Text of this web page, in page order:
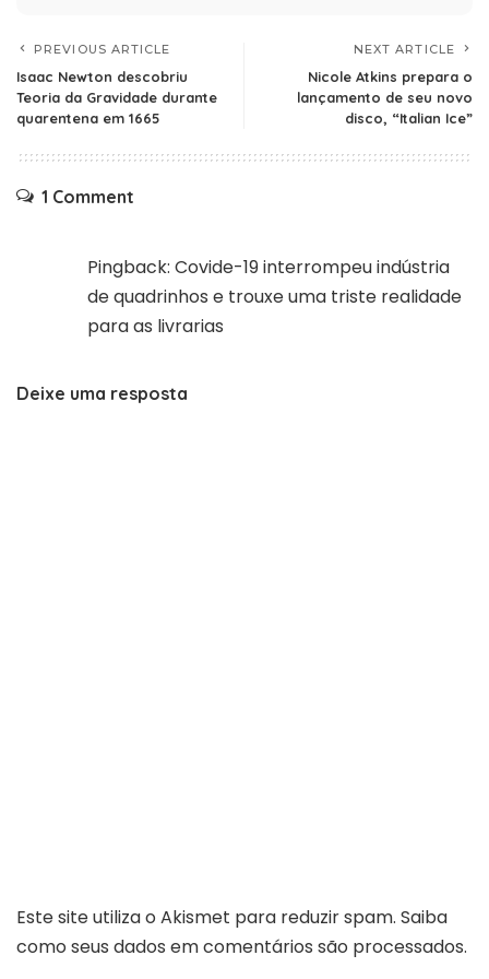
PREVIOUS ARTICLE
Isaac Newton descobriu
Teoria da Gravidade durante
quarentena em 1665
NEXT ARTICLE
Nicole Atkins prepara o
lançamento de seu novo
disco, “Italian Ice”
1 Comment
Pingback: Covide-19 interrompeu indústria
de quadrinhos e trouxe uma triste realidade
para as livrarias
Deixe uma resposta
Este site utiliza o Akismet para reduzir spam. Saiba
como seus dados em comentários são processados.